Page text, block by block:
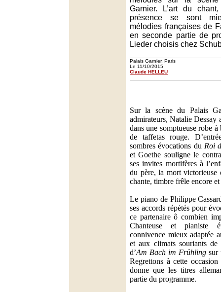
Garnier. L’art du
présence se sont
mélodies françaises de
en seconde partie de
Lieder choisis chez
Palais Garnier, Paris
Le 11/10/2015
Claude HELLEU
Sur la scène du Palais
admirateurs, Natalie Dessay
dans une somptueuse robe
de taffetas rouge.
sombres évocations du Roi
et Goethe souligne le
ses invites mortifères à
du père, la mort
chante, timbre frêle encore
Le piano de Philippe
ses accords répétés pour
ce partenaire ô combien
Chanteuse et pianiste
connivence mieux adaptée
et aux climats souriants de
d’Am Bach im Frühling sur
Regrettons à cette
donne que les titres
partie du programme.